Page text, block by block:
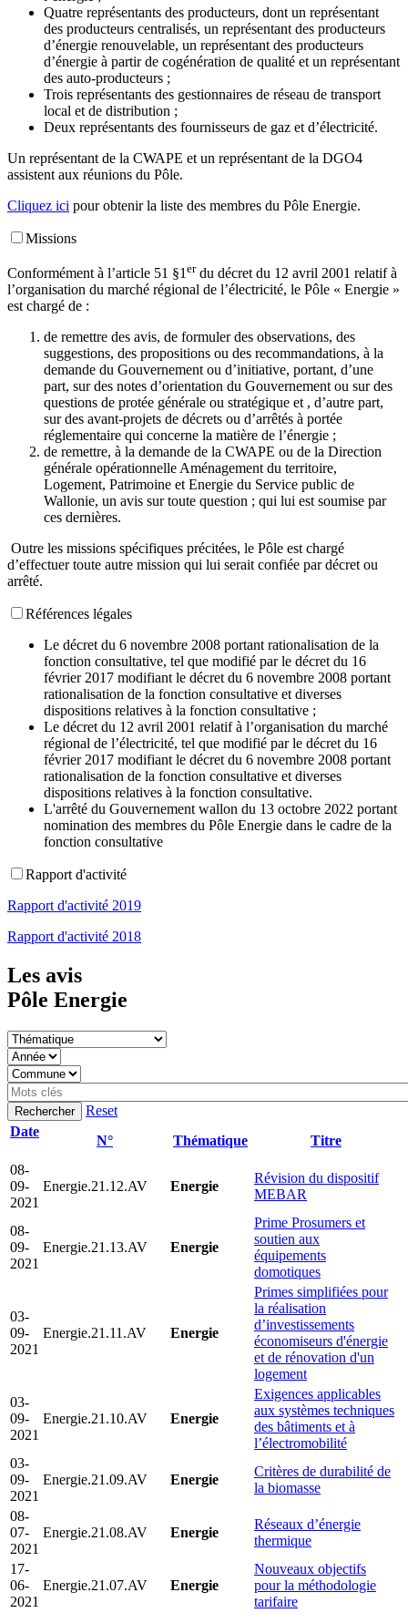
Quatre représentants des producteurs, dont un représentant
des producteurs centralisés, un représentant des producteurs
d’énergie renouvelable, un représentant des producteurs
d’énergie à partir de cogénération de qualité et un représentant
des auto-producteurs ;
Trois représentants des gestionnaires de réseau de transport
local et de distribution ;
Deux représentants des fournisseurs de gaz et d’électricité.
Un représentant de la CWAPE et un représentant de la DGO4
assistent aux réunions du Pôle.
Cliquez ici pour obtenir la liste des membres du Pôle Energie.
Missions
Conformément à l’article 51 §1erdu décret du 12 avril 2001 relatif à
l’organisation du marché régional de l’électricité, le Pôle « Energie »
est chargé de :
de remettre des avis, de formuler des observations, des
suggestions, des propositions ou des recommandations, à la
demande du Gouvernement ou d’initiative, portant, d’une
part, sur des notes d’orientation du Gouvernement ou sur des
questions de protée générale ou stratégique et , d’autre part,
sur des avant-projets de décrets ou d’arrêtés à portée
réglementaire qui concerne la matière de l’énergie ;
de remettre, à la demande de la CWAPE ou de la Direction
générale opérationnelle Aménagement du territoire,
Logement, Patrimoine et Energie du Service public de
Wallonie, un avis sur toute question ; qui lui est soumise par
ces dernières.
Outre les missions spécifiques précitées, le Pôle est chargé
d’effectuer toute autre mission qui lui serait confiée par décret ou
arrêté.
Références légales
Le décret du 6 novembre 2008 portant rationalisation de la
fonction consultative, tel que modifié par le décret du 16
février 2017 modifiant le décret du 6 novembre 2008 portant
rationalisation de la fonction consultative et diverses
dispositions relatives à la fonction consultative ;
Le décret du 12 avril 2001 relatif à l’organisation du marché
régional de l’électricité, tel que modifié par le décret du 16
février 2017 modifiant le décret du 6 novembre 2008 portant
rationalisation de la fonction consultative et diverses
dispositions relatives à la fonction consultative.
L'arrêté du Gouvernement wallon du 13 octobre 2022 portant
nomination des membres du Pôle Energie dans le cadre de la
fonction consultative
Rapport d'activité
Rapport d'activité 2019
Rapport d'activité 2018
Les avis
Pôle Energie
Thématique
Année
Commune
Mots
clés
Reset
Date
ordre
croissant
N° Thématique
Titre
08-
09-
2021
Energie.21.12.AV Energie
Révision du dispositif
MEBAR
08-
09-
2021
Energie.21.13.AV Energie
Prime Prosumers et
soutien aux
équipements
domotiques
03-
09-
2021
Energie.21.11.AV Energie
Primes simplifiées pour
la réalisation
d’investissements
économiseurs d'énergie
et de rénovation d'un
logement
03-
09-
2021
Energie.21.10.AV Energie
Exigences applicables
aux systèmes techniques
des bâtiments et à
l’électromobilité
03-
09-
2021
Energie.21.09.AV Energie
Critères de durabilité de
la biomasse
08-
07-
2021
Energie.21.08.AV Energie
Réseaux d’énergie
thermique
17-
06-
2021
Energie.21.07.AV Energie
Nouveaux objectifs
pour la méthodologie
tarifaire